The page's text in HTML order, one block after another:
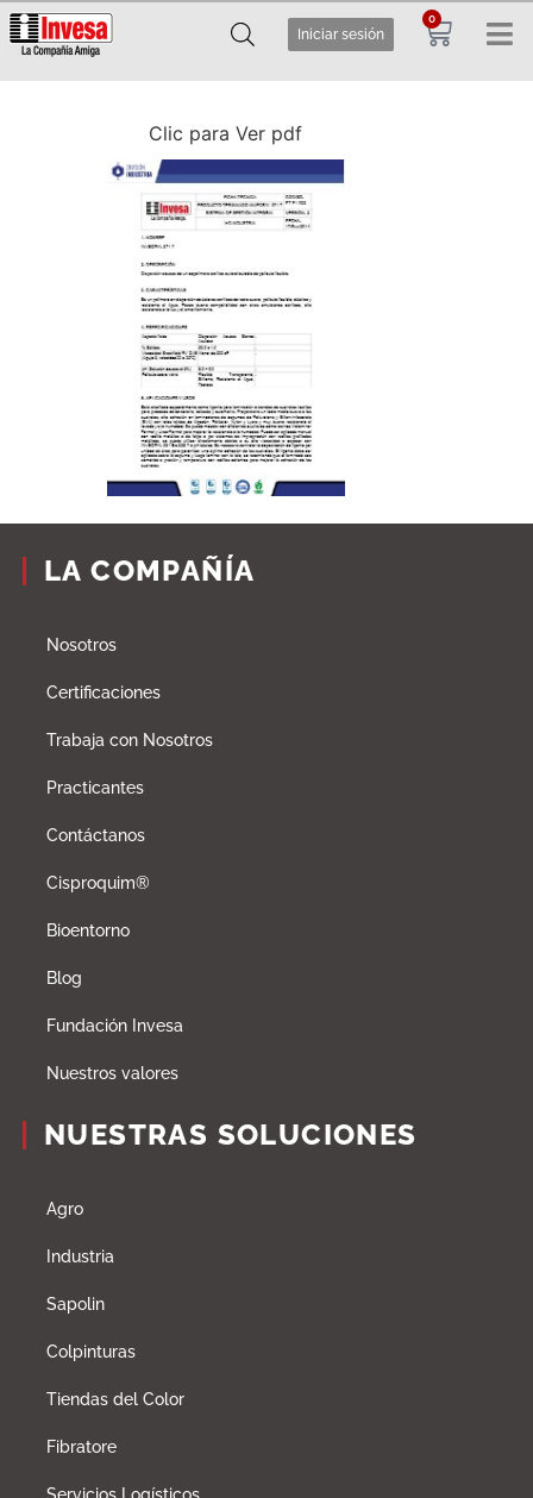
Iniciar sesión
0
Clic para Ver pdf
LA COMPAÑÍA
Nosotros
Certificaciones
Trabaja con Nosotros
Practicantes
Contáctanos
Cisproquim®
Bioentorno
Blog
Fundación Invesa
Nuestros valores
NUESTRAS SOLUCIONES
Agro
Industria
Sapolin
Colpinturas
Tiendas del Color
Fibratore
Servicios Logísticos